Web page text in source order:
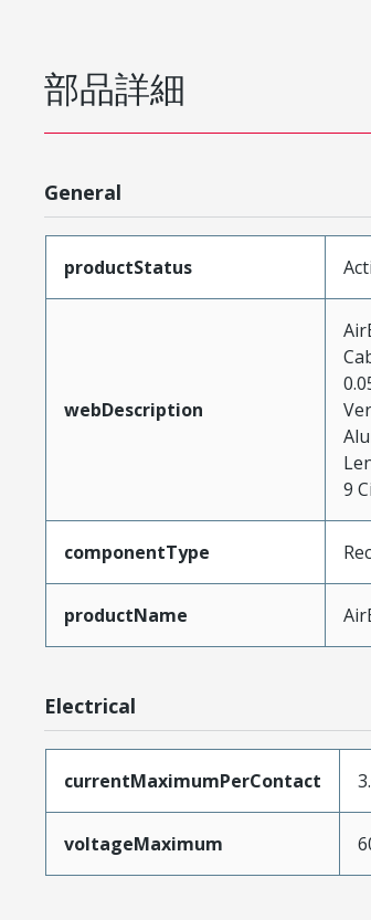
部品詳細
General
productStatus
webDescription
9
componentType
productName
Electrical
currentMaximumPerContact
voltageMaximum